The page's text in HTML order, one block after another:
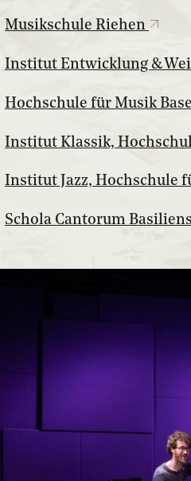
Musikschule Riehen
Institut Entwicklung &
Hochschule für Musik
Institut Klassik,
Institut Jazz, Hochschule
Schola Cantorum